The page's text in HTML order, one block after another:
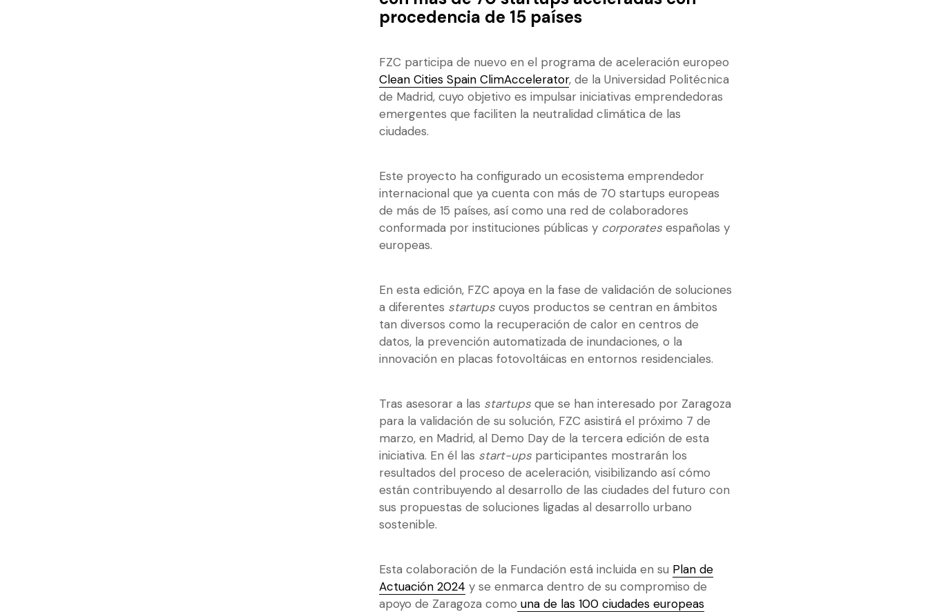
procedencia de 15 países
FZC participa de nuevo en el programa de aceleración europeo
Clean Cities Spain ClimAccelerator, de la Universidad Politécnica
de Madrid, cuyo objetivo es impulsar iniciativas emprendedoras
emergentes que faciliten la neutralidad climática de las
ciudades.
Este proyecto ha configurado un ecosistema emprendedor
internacional que ya cuenta con más de 70 startups europeas
de más de 15 países, así como una red de colaboradores
conformada por instituciones públicas y corporates españolas y
europeas.
En esta edición, FZC apoya en la fase de validación de soluciones
a diferentes startupscuyos productos se centran en ámbitos
tan diversos como la recuperación de calor en centros de
datos, la prevención automatizada de inundaciones, o la
innovación en placas fotovoltáicas en entornos residenciales.
Tras asesorar a las startupsque se han interesado por Zaragoza
para la validación de su solución, FZC asistirá el próximo 7 de
marzo, en Madrid, al Demo Day de la tercera edición de esta
iniciativa. En él las start-upsparticipantes mostrarán los
resultados del proceso de aceleración, visibilizando así cómo
están contribuyendo al desarrollo de las ciudades del futuro con
sus propuestas de soluciones ligadas al desarrollo urbano
sostenible.
Esta colaboración de la Fundación está incluida en su Plan de
Actuación 2024 y se enmarca dentro de su compromiso de
apoyo de Zaragoza como una de las 100 ciudades europeas